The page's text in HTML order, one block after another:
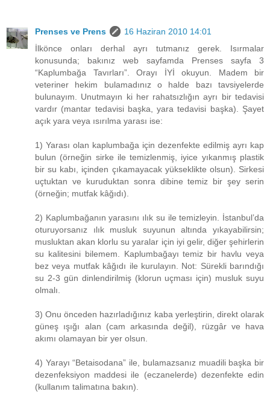
Prenses ve Prens
16 Haziran 2010 14:01
İlkönce onları derhal ayrı tutmanız gerek. Isırmalar
konusunda; bakınız web sayfamda Prenses sayfa 3
“Kaplumbağa Tavırları”. Orayı İYİ okuyun. Madem bir
veteriner hekim bulamadınız o halde bazı tavsiyelerde
bulunayım. Unutmayın ki her rahatsızlığın ayrı bir tedavisi
vardır (mantar tedavisi başka, yara tedavisi başka). Şayet
açık yara veya ısırılma yarası ise:
1) Yarası olan kaplumbağa için dezenfekte edilmiş ayrı kap
bulun (örneğin sirke ile temizlenmiş, iyice yıkanmış plastik
bir su kabı, içinden çıkamayacak yükseklikte olsun). Sirkesi
uçtuktan ve kuruduktan sonra dibine temiz bir şey serin
(örneğin; mutfak kâğıdı).
2) Kaplumbağanın yarasını ılık su ile temizleyin. İstanbul’da
oturuyorsanız ılık musluk suyunun altında yıkayabilirsin;
musluktan akan klorlu su yaralar için iyi gelir, diğer şehirlerin
su kalitesini bilemem. Kaplumbağayı temiz bir havlu veya
bez veya mutfak kâğıdı ile kurulayın. Not: Sürekli barındığı
su 2-3 gün dinlendirilmiş (klorun uçması için) musluk suyu
olmalı.
3) Onu önceden hazırladığınız kaba yerleştirin, direkt olarak
güneş ışığı alan (cam arkasında değil), rüzgâr ve hava
akımı olamayan bir yer olsun.
4) Yarayı “Betaisodana” ile, bulamazsanız muadili başka bir
dezenfeksiyon maddesi ile (eczanelerde) dezenfekte edin
(kullanım talimatına bakın).